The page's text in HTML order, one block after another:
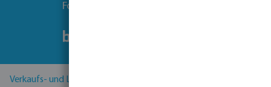
Folgen Sie uns
Verkaufs- und Lieferbedingungen